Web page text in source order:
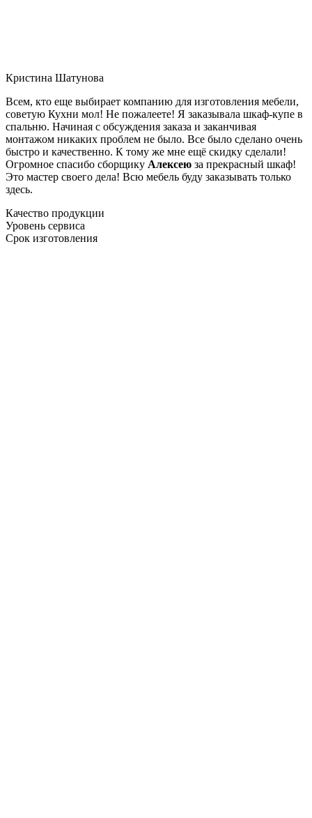
Кристина Шатунова
Всем, кто еще выбирает компанию для изготовления мебели,
советую Кухни мол! Не пожалеете! Я заказывала шкаф-купе в
спальню. Начиная с обсуждения заказа и заканчивая
монтажом никаких проблем не было. Все было сделано очень
быстро и качественно. К тому же мне ещё скидку сделали!
Огромное спасибо сборщику Алексею за прекрасный шкаф!
Это мастер своего дела! Всю мебель буду заказывать только
здесь.
Качество продукции
Уровень сервиса
Срок изготовления